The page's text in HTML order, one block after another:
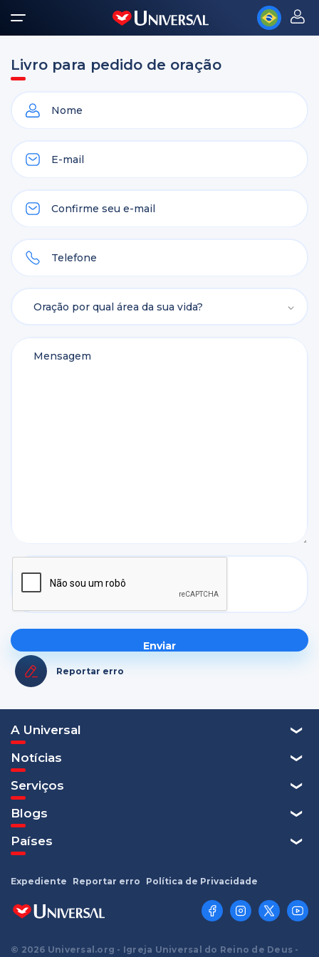
Livro para pedido de oração
Reportar erro
A Universal
Notícias
Serviços
Blogs
Países
© 2026 Universal.org - Igreja Universal do Reino de Deus -
Expediente Reportar erro Política de Privacidade